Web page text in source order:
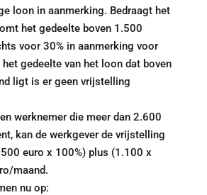
loon in aanmerking. Bedraagt het
het gedeelte boven 1.500
voor 30% in aanmerking voor
gedeelte van het loon dat boven
ligt is er geen vrijstelling
werknemer die meer dan 2.600
kan de werkgever de vrijstelling
euro x 100%) plus (1.100 x
maand.
nu op: